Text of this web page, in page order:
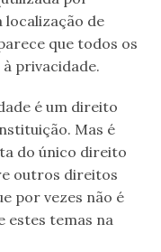
localização de
que todos os
privacidade.
é um direito
Mas é
do único direito
outros direitos
por vezes não é
estes temas na